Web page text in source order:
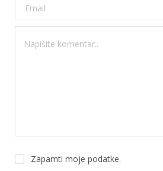
Zapamti moje podatke.